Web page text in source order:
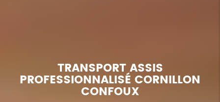
TRANSPORT ASSIS
PROFESSIONNALISÉ CORNILLON
CONFOUX